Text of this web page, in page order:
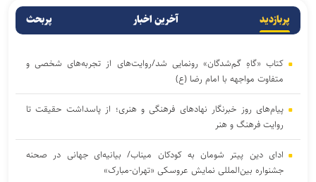
پربازدید آخرین اخبار پربحث
کتاب «گاهِ گم‌شدگان» رونمایی شد/روایت‌های از تجربه‌های شخصی و
متفاوت مواجهه با امام رضا (ع)
پیام‌های روز خبرنگار نهادهای فرهنگی و هنری؛ از پاسداشت حقیقت تا
روایت فرهنگ و هنر
ادای دین پیتر شومان به کودکان میناب/ بیانیه‌ای جهانی در صحنه
جشنواره بین‌المللی نمایش عروسکی «تهران-مبارک»